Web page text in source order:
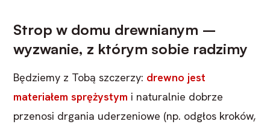
Strop w domu drewnianym –
wyzwanie, z którym sobie radzimy
Będziemy z Tobą szczerzy: drewno jest
materiałem sprężystym i naturalnie dobrze
przenosi drgania uderzeniowe (np. odgłos kroków,